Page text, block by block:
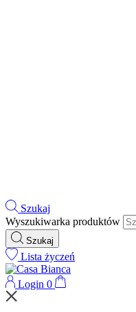
Szukaj
Wyszukiwarka produktów
Szukaj
Lista życzeń
Login 0